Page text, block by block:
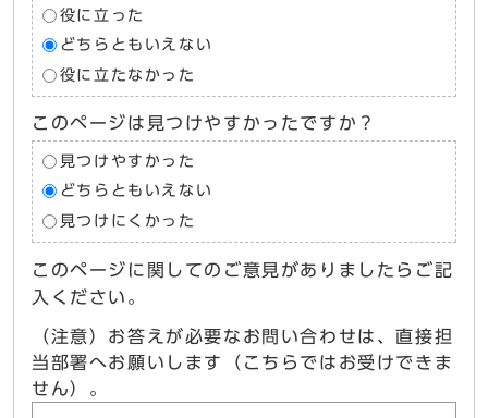
役に立った
どちらともいえない
役に立たなかった
このページは見つけやすかったですか？
見つけやすかった
どちらともいえない
見つけにくかった
このページに関してのご意見がありましたらご記
入ください。
（注意）お答えが必要なお問い合わせは、直接担
当部署へお願いします（こちらではお受けできま
せん）。